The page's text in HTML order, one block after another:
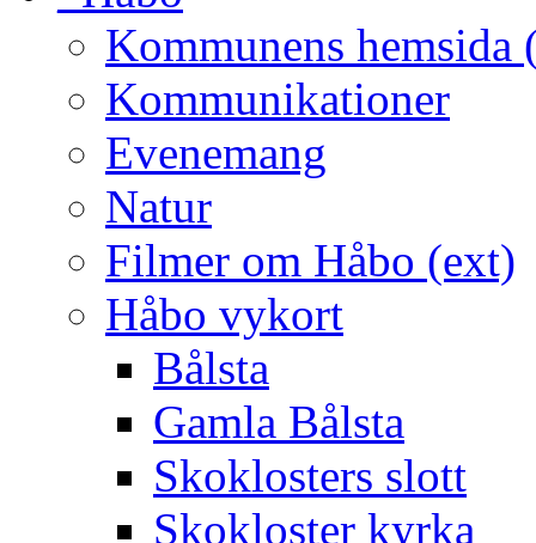
Kommunens hemsida
Kommunikationer
Evenemang
Natur
Filmer om Håbo (ext)
Håbo vykort
Bålsta
Gamla Bålsta
Skoklosters slott
Skokloster kyrka